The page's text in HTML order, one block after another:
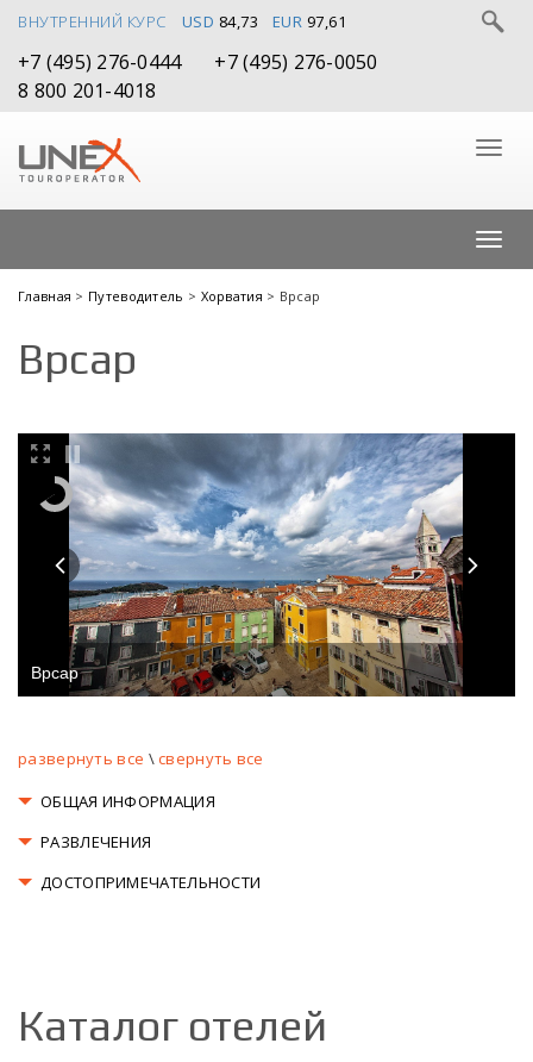
ВНУТРЕННИЙ КУРС USD 84,73 EUR 97,61
+7 (495) 276-0444
+7 (495) 276-0050
8 800 201-4018
Главная > Путеводитель > Хорватия > Врсар
Врсар
Врсар
развернуть все \свернуть все
ОБЩАЯ ИНФОРМАЦИЯ
РАЗВЛЕЧЕНИЯ
ДОСТОПРИМЕЧАТЕЛЬНОСТИ
Каталог отелей